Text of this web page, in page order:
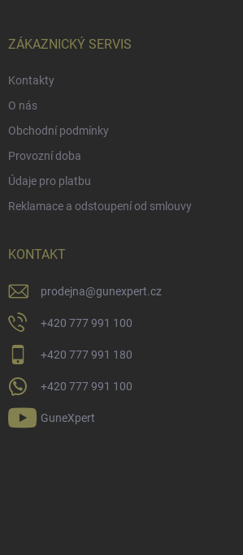
ZÁKAZNICKÝ SERVIS
Kontakty
O nás
Obchodní podmínky
Provozní doba
Údaje pro platbu
Reklamace a odstoupení od smlouvy
KONTAKT
prodejna@gunexpert.cz
+420 777 991 100
+420 777 991 180
+420 777 991 100
GuneXpert